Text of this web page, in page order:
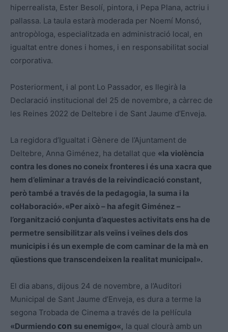
hiperrealista, Ester Besolí, pintora, i Pepa Plana, actriu i
pallassa. La taula estarà moderada per Noemí Monsó,
antropòloga, especialitzada en administració local, en
igualtat entre dones i homes, i en responsabilitat social
corporativa.
Posteriorment, i al pont Lo Passador, es llegirà la
Declaració institucional del 25 de novembre, a càrrec de
les Reines 2022 de Deltebre i de Sant Jaume d’Enveja.
La regidora d’Igualtat i Gènere de l’Ajuntament de
Deltebre, Anna Giménez, ha detallat que «la violència
contra les dones no coneix fronteres i és una xacra que
hem d’eliminar a través de la reivindicació constant,
però també a través de la pedagogia, la suma i la
col·laboració». «Per això – ha afegit Giménez –
l’organització conjunta d’aquestes activitats ens ha de
permetre sensibilitzar als veïns i veïnes dels dos
municipis i és un exemple de com caminar de la mà en
qüestions que transcendeixen la realitat municipal».
El dia abans, dijous 24 de novembre, a l’Auditori
Municipal de Sant Jaume d’Enveja, es dura a terme la
segona Trobada de Cinema a través de la pel·lícula
«Durmiendo con su enemigo«, la qual clourà amb un